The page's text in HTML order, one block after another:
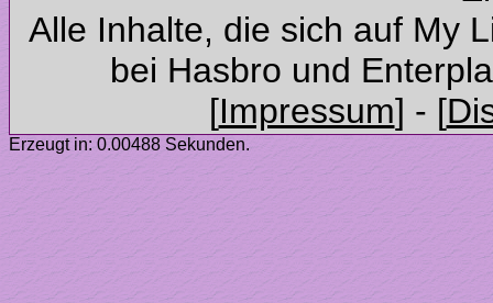
Alle Inhalte, die sich auf My
Erzeugt in: 0.00488 Sekunden.